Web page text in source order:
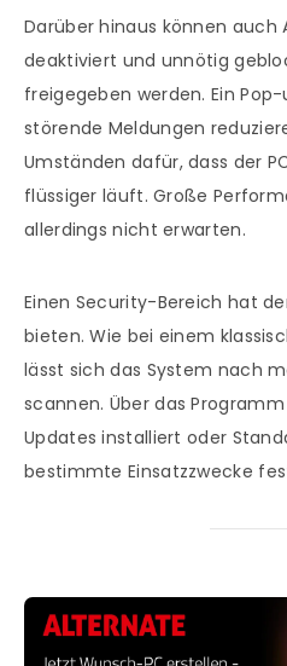
Darüber hinaus können
deaktiviert und unnötig
freigegeben werden. Ein
störende Meldungen
Umständen dafür, dass der
flüssiger läuft. Große
allerdings nicht erwarten.
Einen Security-Bereich hat
bieten. Wie bei einem
lässt sich das System nach
scannen. Über das
Updates installiert oder
bestimmte Einsatzzwecke